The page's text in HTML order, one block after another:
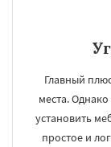
Главный
места. Однако
установить
простое и